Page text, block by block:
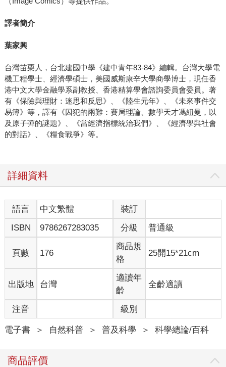
譯者簡介
葉家興
台灣苗栗人，台北建國中學《建中青年83-84》編輯。台灣大學電
機工程學士、經濟學碩士，美國威斯康辛大學商學博士，現任香
港中文大學金融學系副教授、香港精算學會諮詢委員會委員。著
有《保險與理財：迷思和反思》、《陸生元年》、《未來事件交
易簿》等，譯有《囚犯的兩難：賽局理論、數學天才馮紐曼，以
及原子彈的謎題》、《當經濟指標統治我們》、《經濟學與社會
的對話》、《糧食戰爭》等。
詳細資料
語言 中文繁體
裝訂
ISBN
9786267283035 分級 普通級
頁數 176
商品規
格
25開15*21cm
出版地 台灣
適讀年
齡
全齡適讀
注音 級別
電子書 ＞ 自然科普 ＞ 普及科學 ＞ 科學總論/百科
商品評價